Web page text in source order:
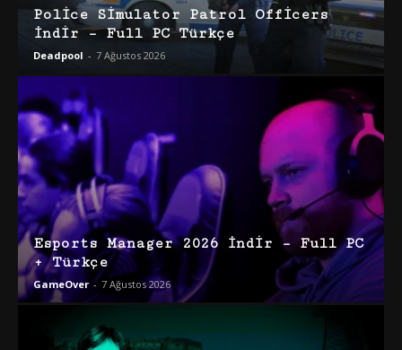
Police Simulator Patrol Officers
İndir – Full PC Türkçe
Deadpool - 7 Ağustos 2026
Esports Manager 2026 İndir – Full PC
+ Türkçe
GameOver - 7 Ağustos 2026